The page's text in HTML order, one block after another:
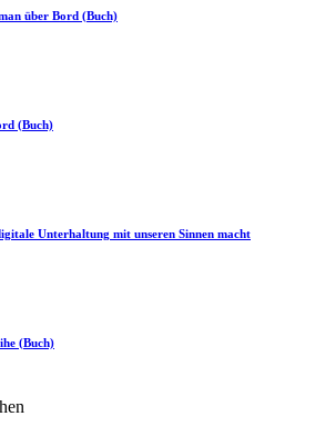
über Bord (Buch)
(Buch)
Unterhaltung mit unseren Sinnen macht
(Buch)